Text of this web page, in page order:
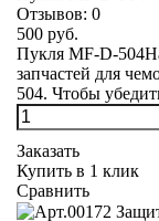
Отзывов: 0
500 руб.
Пукля MF-D-
запчастей для
504. Чтобы
Заказать
Купить в 1 клик
Сравнить